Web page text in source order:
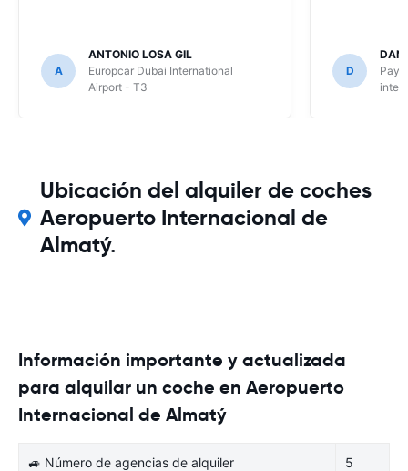
A
ANTONIO LOSA GIL
Europcar Dubai International
Airport - T3
D
Ubicación del alquiler de coches
Aeropuerto Internacional de
Almatý.
Información importante y actualizada
para alquilar un coche en Aeropuerto
Internacional de Almatý
🚙 Número de agencias de alquiler 5